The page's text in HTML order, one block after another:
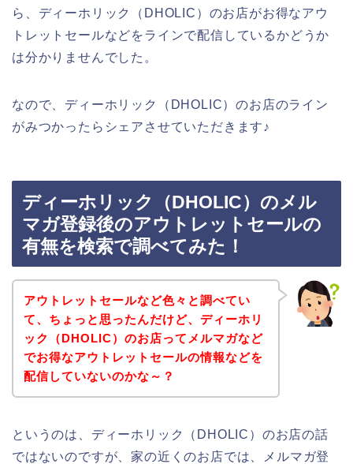
ら、ディーホリック（DHOLIC）のお店がお得なアウ
トレットセールなどをラインで配信しているかどうか
は分かりませんでした。
なので、ディーホリック（DHOLIC）のお店のライン
がみつかったらシェアさせていただきます♪
ディーホリック（DHOLIC）のメル
マガ登録後のアウトレットセールの
有無を検索で調べてみた！
アウトレットセールなど色々と調べてい
て、ちょっと思ったんだけど、ディーホリ
ック（DHOLIC）のお店ってメルマガなど
でお得なアウトレットセールの情報などを
配信していないのかな～？
というのは、ディーホリック（DHOLIC）のお店の話
ではないのですが、家の近くのお店では、メルマガ登